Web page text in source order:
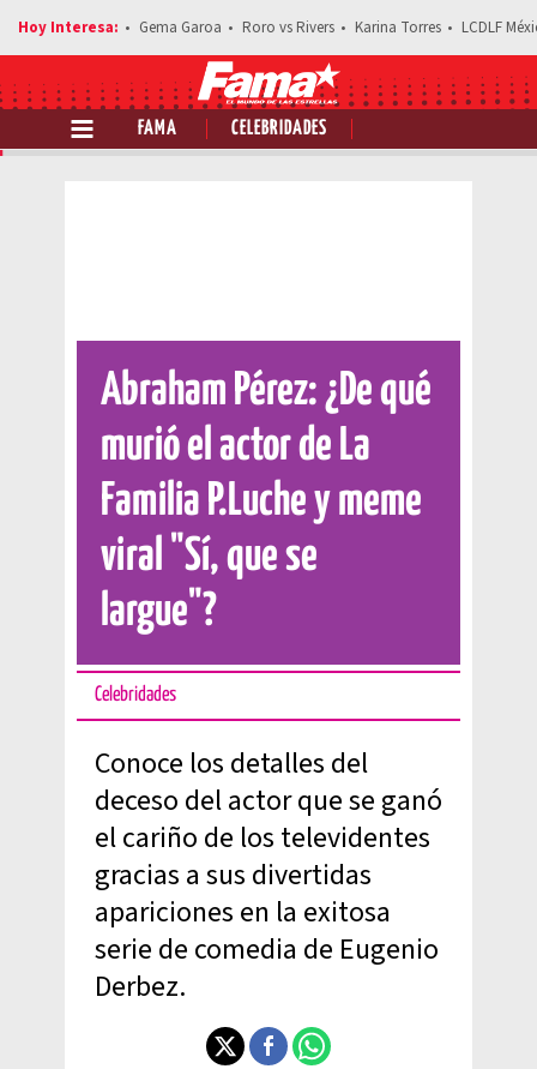
Gema Garoa Roro vs Rivers Karina Torres LCDLF
FAMA CELEBRIDADES
Comparte esta noticia
Abraham Pérez: ¿De qué
murió el actor de La
Familia P.Luche y meme
viral "Sí, que se
largue"?
Celebridades
Conoce los detalles del
deceso del actor que se ganó
el cariño de los televidentes
gracias a sus divertidas
apariciones en la exitosa
serie de comedia de Eugenio
Derbez.